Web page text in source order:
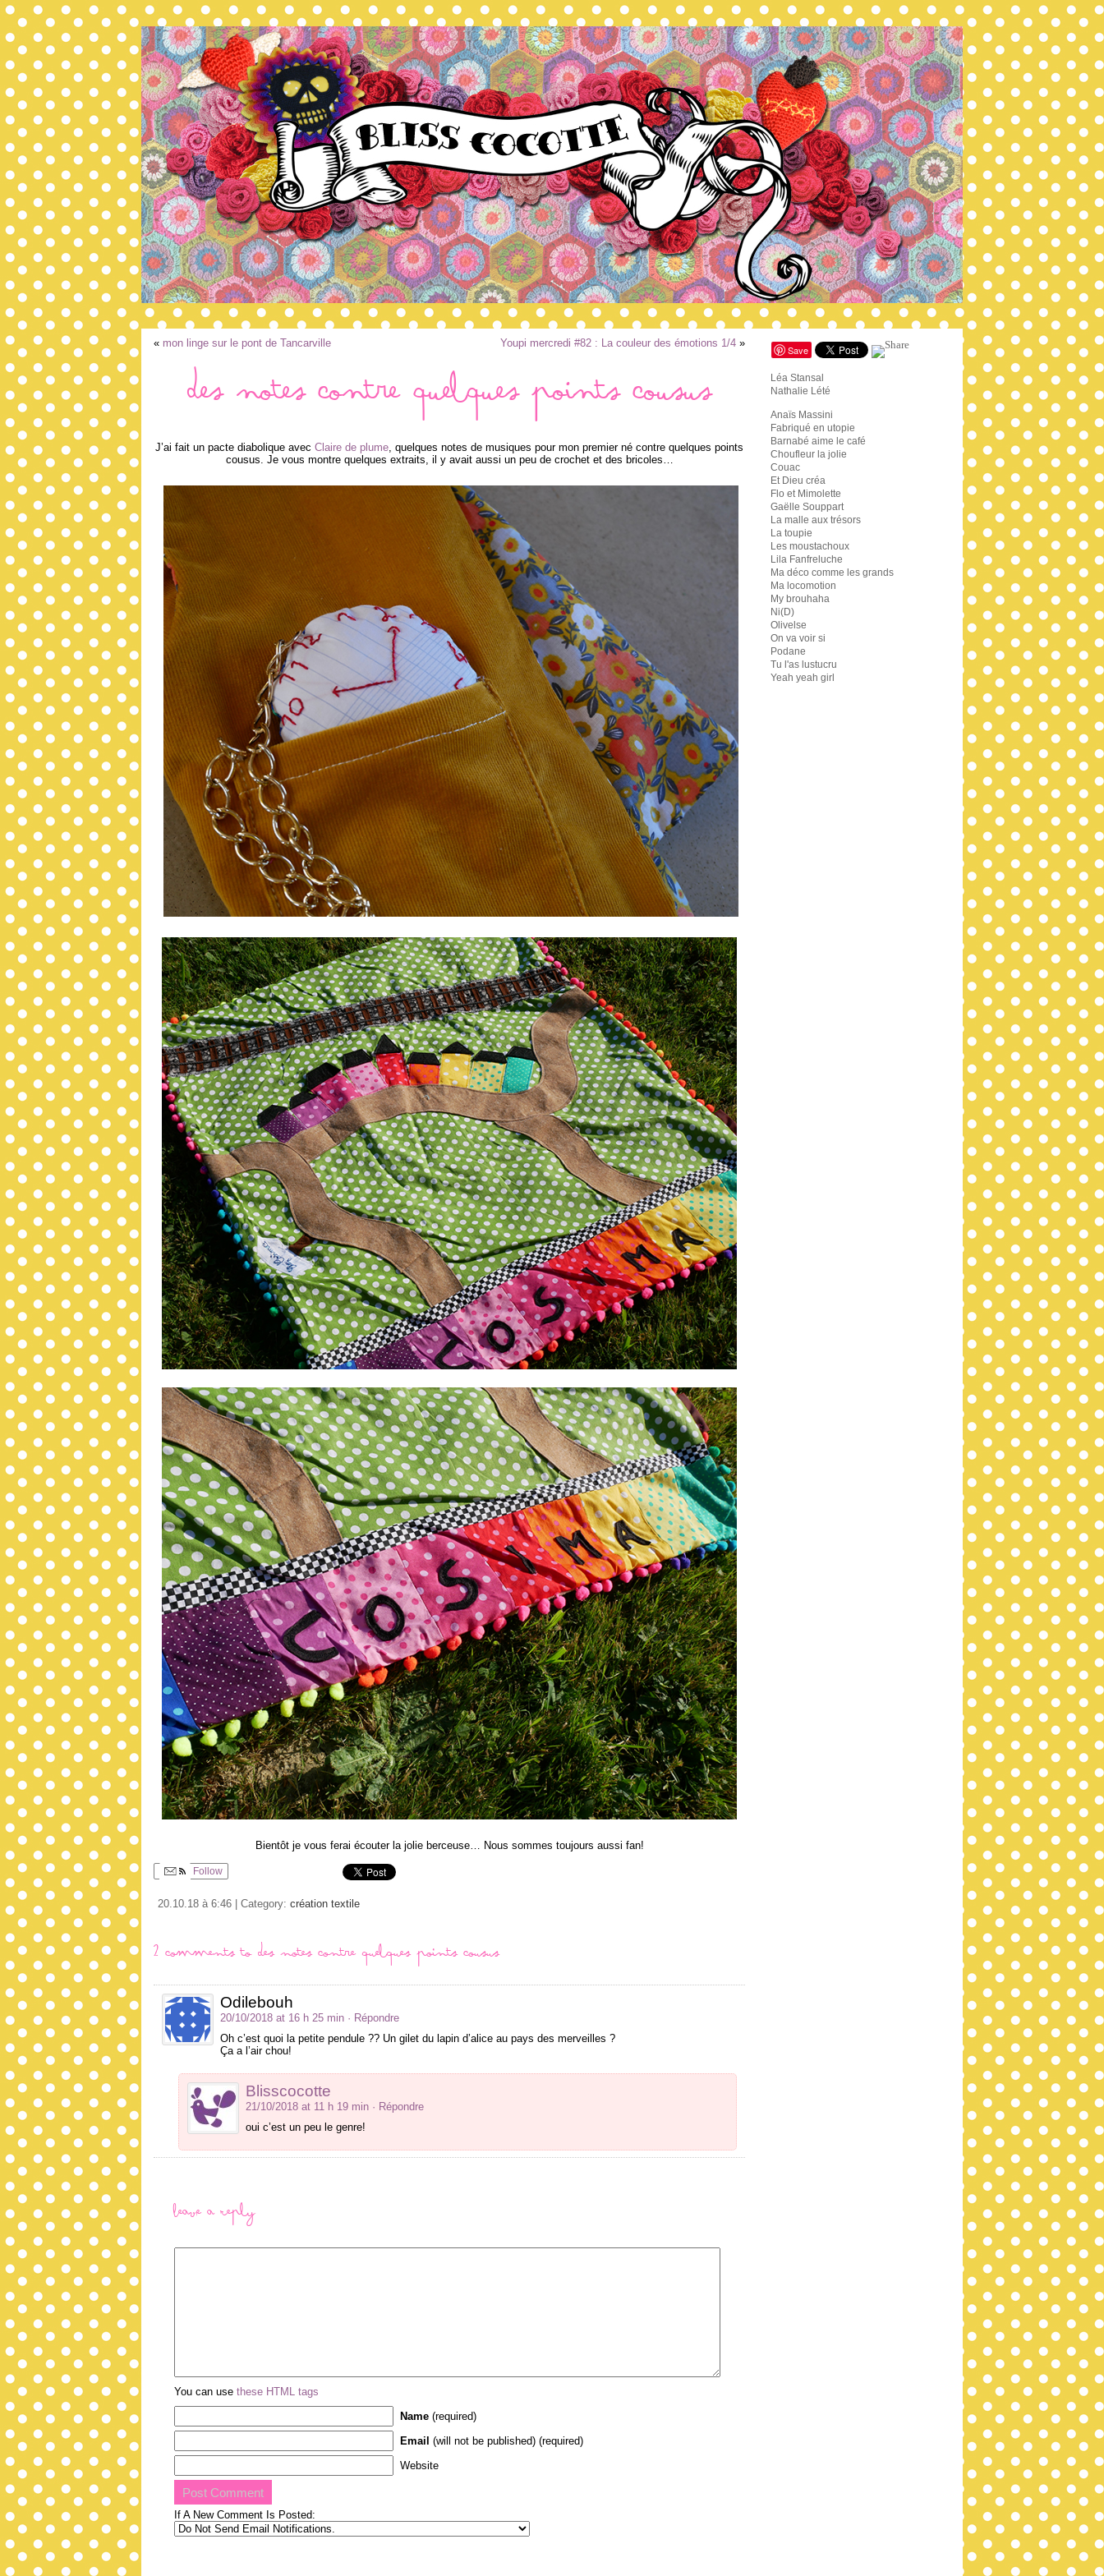
« mon linge sur le pont de Tancarville Youpi mercredi #82 : La couleur des émotions 1/4 »
Des notes contre quelques points cousus
J’ai fait un pacte diabolique avec Claire de plume , quelques notes de musiques pour mon premier né contre quelques points
cousus. Je vous montre quelques extraits, il y avait aussi un peu de crochet et des bricoles…
Bientôt je vous ferai écouter la jolie berceuse… Nous sommes toujours aussi fan!
Follow
20.10.18 à 6:46 | Category: création textile
2 comments to Des notes contre quelques points cousus
Odilebouh
20/10/2018 at 16 h 25 min · Répondre
Oh c’est quoi la petite pendule ?? Un gilet du lapin d’alice au pays des merveilles ?
Ça a l’air chou!
Blisscocotte
21/10/2018 at 11 h 19 min · Répondre
oui c’est un peu le genre!
Leave a Reply
You can use these HTML tags
Name (required)
Email (will not be published) (required)
Website
If A New Comment Is Posted:
Save
Léa Stansal
Nathalie Lété
Anaïs Massini
Fabriqué en utopie
Barnabé aime le café
Choufleur la jolie
Couac
Et Dieu créa
Flo et Mimolette
Gaëlle Souppart
La malle aux trésors
La toupie
Les moustachoux
Lila Fanfreluche
Ma déco comme les grands
Ma locomotion
My brouhaha
Ni(D)
Olivelse
On va voir si
Podane
Tu l'as lustucru
Yeah yeah girl